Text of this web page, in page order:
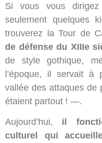
Si vous vous
seulement quelques
trouverez la Tour de
de défense du XIIIe
de style gothique,
l’époque, il servait à
vallée des attaques
étaient partout ! —.
Aujourd’hui, il
culturel qui